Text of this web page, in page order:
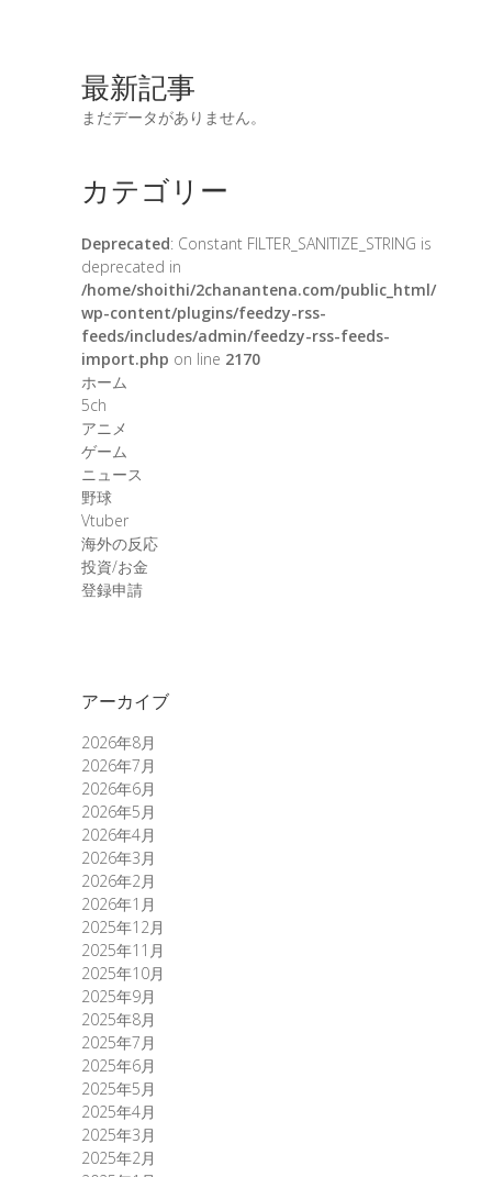
最新記事
まだデータがありません。
カテゴリー
Deprecated: Constant FILTER_SANITIZE_STRING is
deprecated in
/home/shoithi/2chanantena.com/public_html/
wp-content/plugins/feedzy-rss-
feeds/includes/admin/feedzy-rss-feeds-
import.php on line 2170
ホーム
5ch
アニメ
ゲーム
ニュース
野球
Vtuber
海外の反応
投資/お金
登録申請
アーカイブ
2026年8月
2026年7月
2026年6月
2026年5月
2026年4月
2026年3月
2026年2月
2026年1月
2025年12月
2025年11月
2025年10月
2025年9月
2025年8月
2025年7月
2025年6月
2025年5月
2025年4月
2025年3月
2025年2月